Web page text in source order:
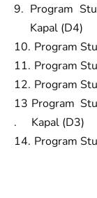
Program
Kapal (D4)
Program
Program
Program
Program
Kapal (D3)
Program